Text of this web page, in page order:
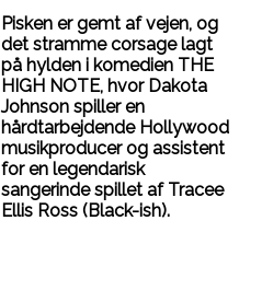
Pisken er gemt af vejen, og
det stramme corsage lagt
på hylden i komedien THE
HIGH NOTE, hvor Dakota
Johnson spiller en
hårdtarbejdende Hollywood
musikproducer og assistent
for en legendarisk
sangerinde spillet af Tracee
Ellis Ross (Black-ish).